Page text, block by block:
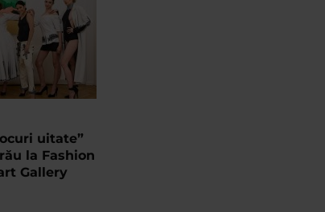
uitate”
la Fashion
Gallery